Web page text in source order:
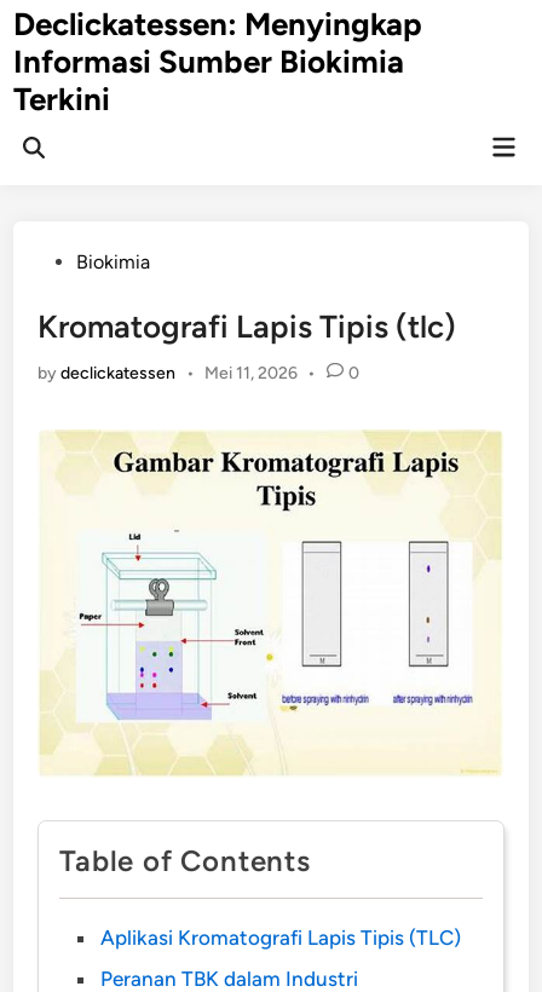
Skip
to
content
Declickatessen: Menyingkap
Informasi Sumber Biokimia
Terkini
Open
PostedBiokimia
Kromatografi Lapis Tipis (tlc)
bydeclickatessen • Mei 11, 2026 • 0
Table of Contents
Aplikasi Kromatografi Lapis Tipis (TLC)
Peranan TBK dalam Industri